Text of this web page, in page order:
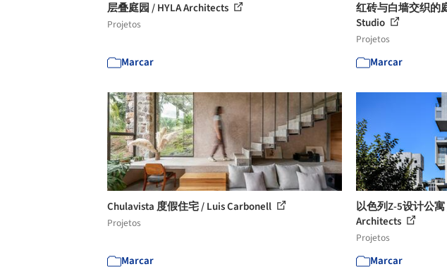
层叠庭园 / HYLA Architects
Projetos
Marcar
红砖与白墙交织的
Studio
Projetos
Marcar
Chulavista 度假住宅 / Luis Carbonell
Projetos
Marcar
以色列Z-5设计公
Architects
Projetos
Marcar